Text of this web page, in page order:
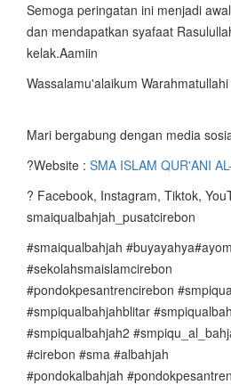
Semoga peringatan ini menjadi
dan mendapatkan syafaat
kelak.Aamiin
Wassalamu'alaikum
Mari bergabung dengan media
?Website : SMA ISLAM QUR'ANI
? Facebook, Instagram, Tiktok,
smaiqualbahjah_pusatcirebon
#smaiqualbahjah
#sekolahsmaislamcirebon
#pondokpesantrencirebon
#smpiqualbahjahblitar
#smpiqualbahjah2
#cirebon #sma #albahjah
#pondokalbahjah